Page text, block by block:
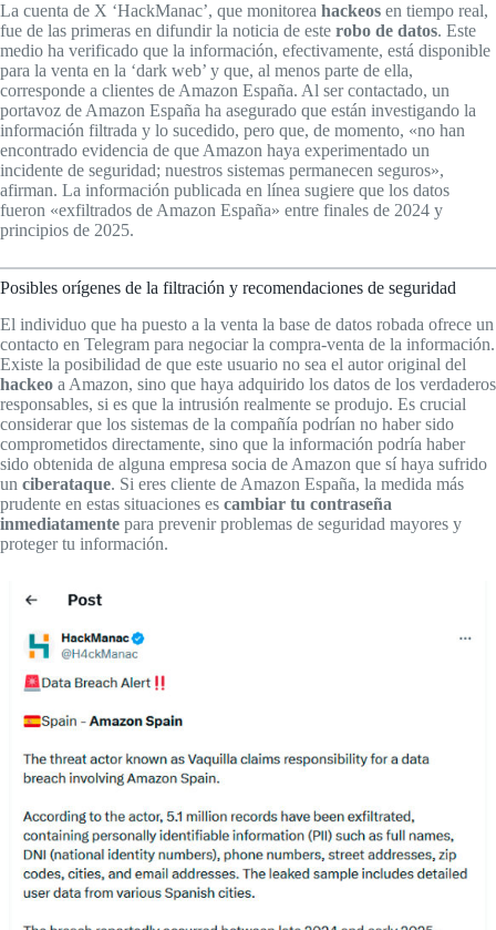
La cuenta de X ‘HackManac’, que monitorea hackeos en tiempo real,
fue de las primeras en difundir la noticia de este robo de datos. Este
medio ha verificado que la información, efectivamente, está disponible
para la venta en la ‘dark web’ y que, al menos parte de ella,
corresponde a clientes de Amazon España. Al ser contactado, un
portavoz de Amazon España ha asegurado que están investigando la
información filtrada y lo sucedido, pero que, de momento, «no han
encontrado evidencia de que Amazon haya experimentado un
incidente de seguridad; nuestros sistemas permanecen seguros»,
afirman. La información publicada en línea sugiere que los datos
fueron «exfiltrados de Amazon España» entre finales de 2024 y
principios de 2025.
Posibles orígenes de la filtración y recomendaciones de seguridad
El individuo que ha puesto a la venta la base de datos robada ofrece un
contacto en Telegram para negociar la compra-venta de la información.
Existe la posibilidad de que este usuario no sea el autor original del
hackeo a Amazon, sino que haya adquirido los datos de los verdaderos
responsables, si es que la intrusión realmente se produjo. Es crucial
considerar que los sistemas de la compañía podrían no haber sido
comprometidos directamente, sino que la información podría haber
sido obtenida de alguna empresa socia de Amazon que sí haya sufrido
un ciberataque. Si eres cliente de Amazon España, la medida más
prudente en estas situaciones es cambiar tu contraseña
inmediatamente para prevenir problemas de seguridad mayores y
proteger tu información.